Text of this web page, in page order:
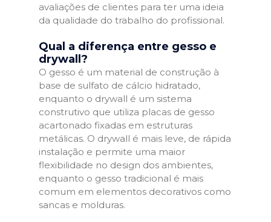
avaliações de clientes para ter uma ideia
da qualidade do trabalho do profissional.
Qual a diferença entre gesso e
drywall?
O gesso é um material de construção à
base de sulfato de cálcio hidratado,
enquanto o drywall é um sistema
construtivo que utiliza placas de gesso
acartonado fixadas em estruturas
metálicas. O drywall é mais leve, de rápida
instalação e permite uma maior
flexibilidade no design dos ambientes,
enquanto o gesso tradicional é mais
comum em elementos decorativos como
sancas e molduras.